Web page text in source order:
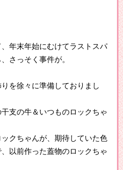
年末年始にむけてラストスパ
さっそく事件が。
を徐々に準備しておりまし
支の牛＆いつものロックちゃ
クちゃんが、期待していた色
以前作った蓋物のロックちゃ